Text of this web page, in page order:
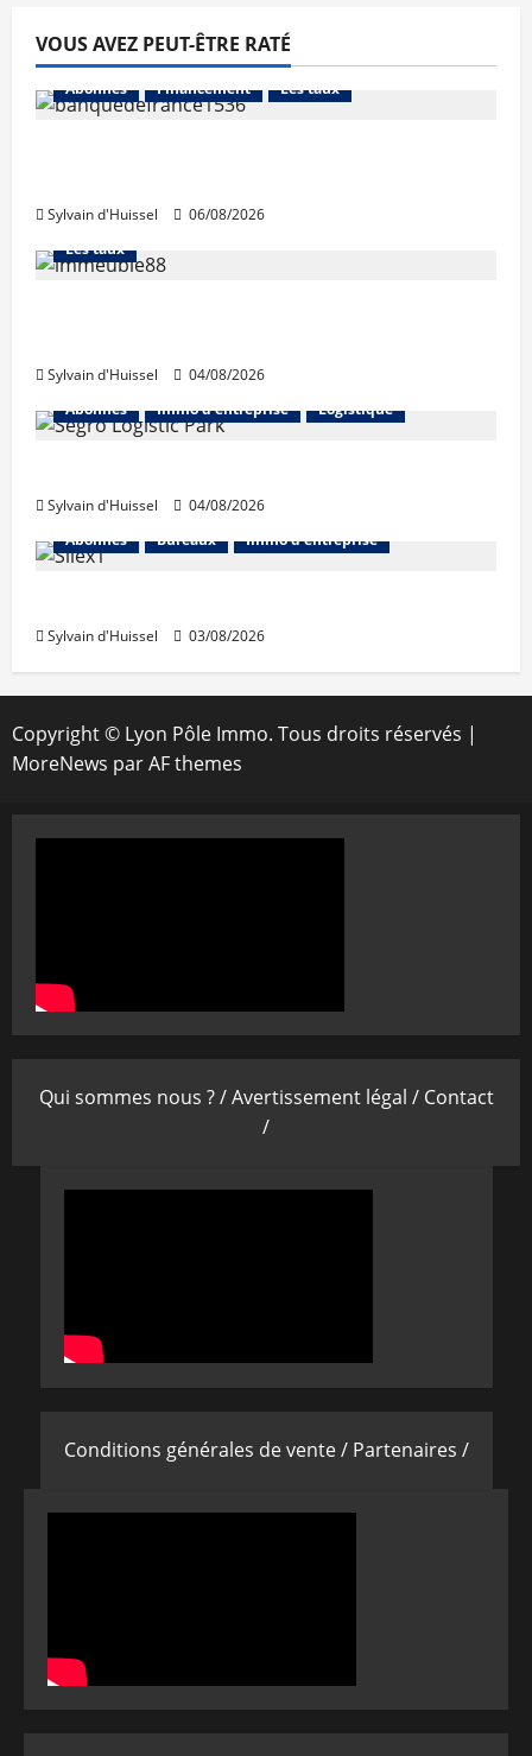
VOUS AVEZ PEUT-ÊTRE RATÉ
Abonnés Financement Les taux
Sylvain d'Huissel 06/08/2026
Abonnés Financement
Les taux
Sylvain d'Huissel
04/08/2026
Abonnés
Immo d'entreprise Logistique
Sylvain d'Huissel
04/08/2026
Abonnés
Bureaux Immo d'entreprise
Sylvain d'Huissel 03/08/2026
Copyright © Lyon Pôle Immo. Tous droits réservés |
MoreNews par AF themes
Qui sommes nous ? /Avertissement légal / Contact
/
Conditions générales de vente / Partenaires /